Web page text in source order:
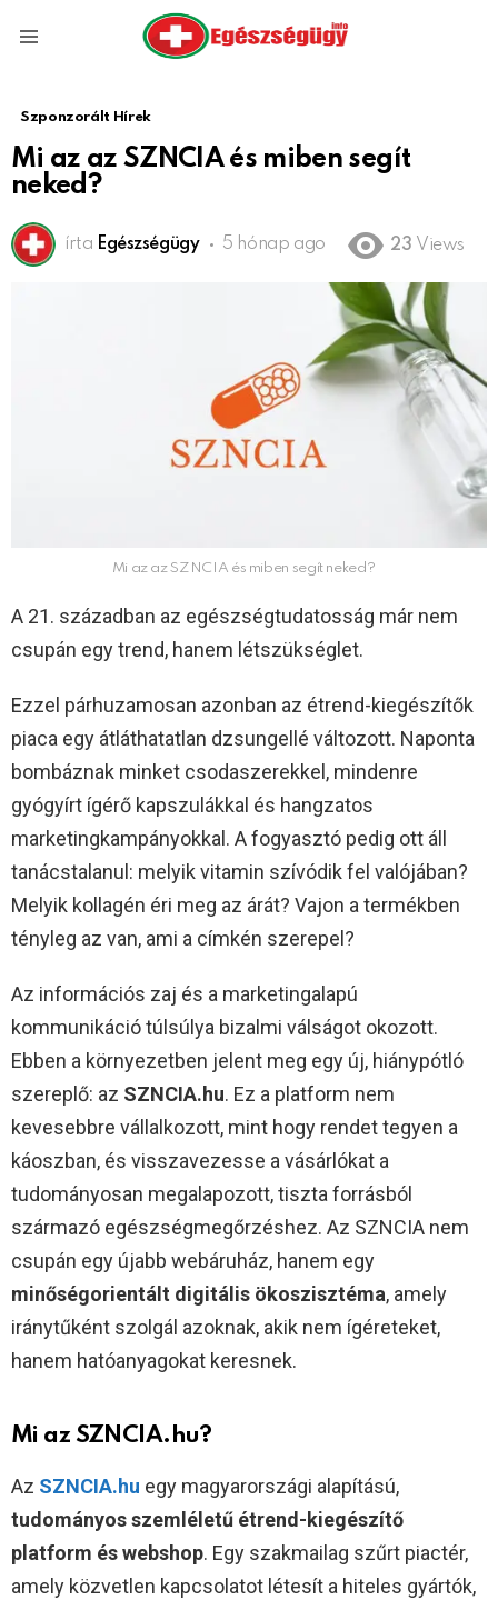
Szponzorált Hírek
Mi az az SZNCIA és miben segít
neked?
írta Egészségügy 5 hónap ago 23 Views
Mi az az SZNCIA és miben segít neked?
A 21. században az egészségtudatosság már nem
csupán egy trend, hanem létszükséglet.
Ezzel párhuzamosan azonban az étrend-kiegészítők
piaca egy átláthatatlan dzsungellé változott. Naponta
bombáznak minket csodaszerekkel, mindenre
gyógyírt ígérő kapszulákkal és hangzatos
marketingkampányokkal. A fogyasztó pedig ott áll
tanácstalanul: melyik vitamin szívódik fel valójában?
Melyik kollagén éri meg az árát? Vajon a termékben
tényleg az van, ami a címkén szerepel?
Az információs zaj és a marketingalapú
kommunikáció túlsúlya bizalmi válságot okozott.
Ebben a környezetben jelent meg egy új, hiánypótló
szereplő: az SZNCIA.hu. Ez a platform nem
kevesebbre vállalkozott, mint hogy rendet tegyen a
káoszban, és visszavezesse a vásárlókat a
tudományosan megalapozott, tiszta forrásból
származó egészségmegőrzéshez. Az SZNCIA nem
csupán egy újabb webáruház, hanem egy
minőségorientált digitális ökoszisztéma, amely
iránytűként szolgál azoknak, akik nem ígéreteket,
hanem hatóanyagokat keresnek.
Mi az SZNCIA.hu?
Az SZNCIA.hu egy magyarországi alapítású,
tudományos szemléletű étrend-kiegészítő
platform és webshop. Egy szakmailag szűrt piactér,
amely közvetlen kapcsolatot létesít a hiteles gyártók,